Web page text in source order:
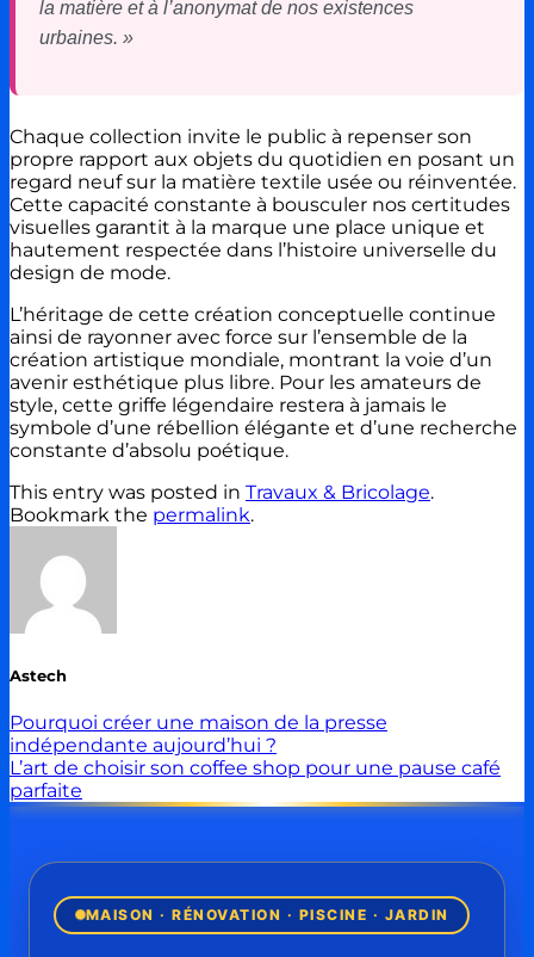
la matière et à l’anonymat de nos existences
urbaines. »
Chaque collection invite le public à repenser son
propre rapport aux objets du quotidien en posant un
regard neuf sur la matière textile usée ou réinventée.
Cette capacité constante à bousculer nos certitudes
visuelles garantit à la marque une place unique et
hautement respectée dans l’histoire universelle du
design de mode.
L’héritage de cette création conceptuelle continue
ainsi de rayonner avec force sur l’ensemble de la
création artistique mondiale, montrant la voie d’un
avenir esthétique plus libre. Pour les amateurs de
style, cette griffe légendaire restera à jamais le
symbole d’une rébellion élégante et d’une recherche
constante d’absolu poétique.
This entry was posted in Travaux & Bricolage.
Bookmark the permalink.
Astech
Pourquoi créer une maison de la presse
indépendante aujourd’hui ?
L’art de choisir son coffee shop pour une pause café
parfaite
MAISON · RÉNOVATION · PISCINE · JARDIN